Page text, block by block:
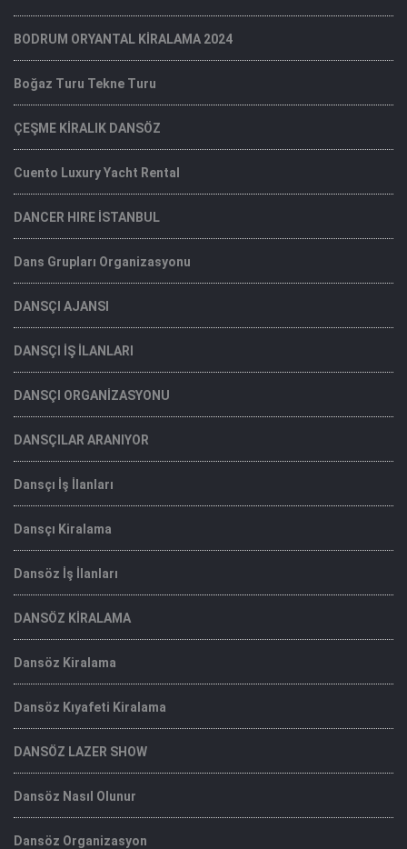
BODRUM ORYANTAL KİRALAMA 2024
Boğaz Turu Tekne Turu
ÇEŞME KİRALIK DANSÖZ
Cuento Luxury Yacht Rental
DANCER HIRE İSTANBUL
Dans Grupları Organizasyonu
DANSÇI AJANSI
DANSÇI İŞ İLANLARI
DANSÇI ORGANİZASYONU
DANSÇILAR ARANIYOR
Dansçı İş İlanları
Dansçı Kiralama
Dansöz İş İlanları
DANSÖZ KİRALAMA
Dansöz Kiralama
Dansöz Kıyafeti Kiralama
DANSÖZ LAZER SHOW
Dansöz Nasıl Olunur
Dansöz Organizasyon